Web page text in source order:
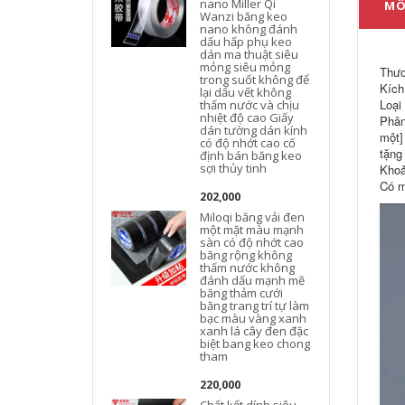
nano Miller Qi
Wanzi băng keo
nano không đánh
dấu hấp phụ keo
dán ma thuật siêu
mỏng siêu mỏng
trong suốt không để
lại dấu vết không
thấm nước và chịu
nhiệt độ cao Giấy
dán tường dán kính
có độ nhớt cao cố
định bán băng keo
sợi thủy tinh
202,000
Miloqi băng vải đen
một mặt màu mạnh
sàn có độ nhớt cao
băng rộng không
thấm nước không
đánh dấu mạnh mẽ
băng thảm cưới
băng trang trí tự làm
bạc màu vàng xanh
xanh lá cây đen đặc
biệt bang keo chong
tham
220,000
Có